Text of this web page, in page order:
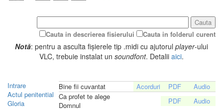
Cauta
Cauta in descrierea fisierului
Cauta in folderul curent
Notă: pentru a asculta fișierele tip .midi cu ajutorul player-ului
VLC, trebuie instalat un soundfont. Detalii aici.
Intrare
Actul penitential
Gloria
Bine fii cuvantat
Ca profet te alege
Domnul